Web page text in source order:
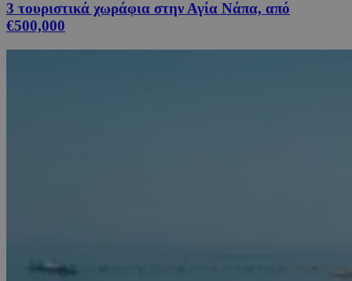
3 τουριστικά χωράφια στην Αγία Νάπα, από
€500,000